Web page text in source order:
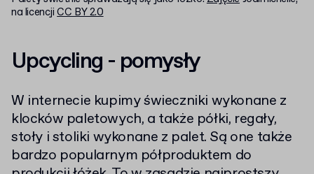
na licencjiCC BY 2.0
Upcycling - pomysły
W internecie kupimy świeczniki wykonane z
klocków paletowych, a także półki, regały,
stoły i stoliki wykonane z palet. Są one także
bardzo popularnym półproduktem do